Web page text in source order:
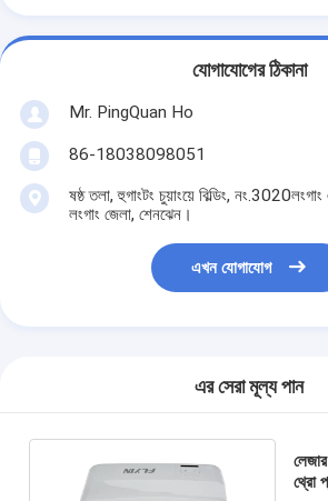
যোগাযোগের ঠিকানা
Mr. PingQuan Ho
86-18038098051
ষষ্ঠ তলা, হুগাংটং চুয়াংয়ে বিল্ডিং,
লংগাং জেলা, শেনঝেন।
এখন যোগাযোগ
এর সেরা মূল্য পান
থ্রো